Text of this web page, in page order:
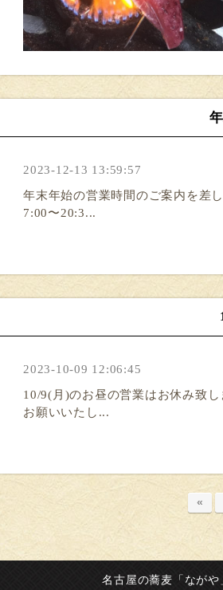
2023-12-13 13:59:57
年末年始の営業時間のご案内を差
7:00〜20:3...
2023-10-09 12:06:45
10/9(月)のお昼の営業はお休み致
お願いいたし...
«
名古屋の蕎麦「ながや